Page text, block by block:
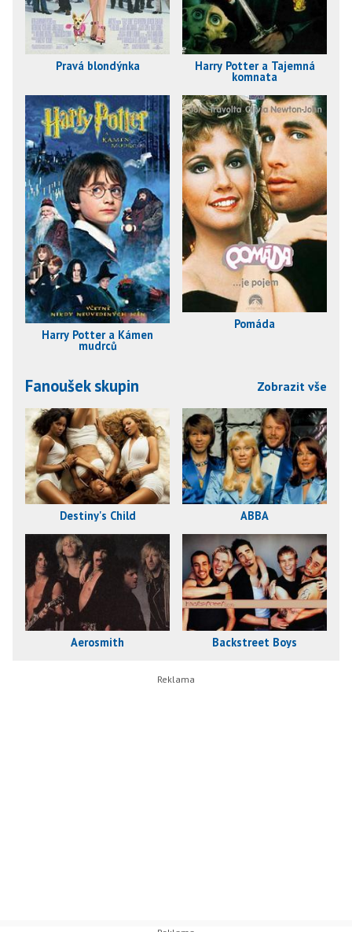
Pravá blondýnka Harry Potter a Tajemná
komnata
Harry Potter a Kámen
mudrců
Pomáda
Fanoušek skupin Zobrazit vše
Destiny's Child ABBA
Aerosmith Backstreet Boys